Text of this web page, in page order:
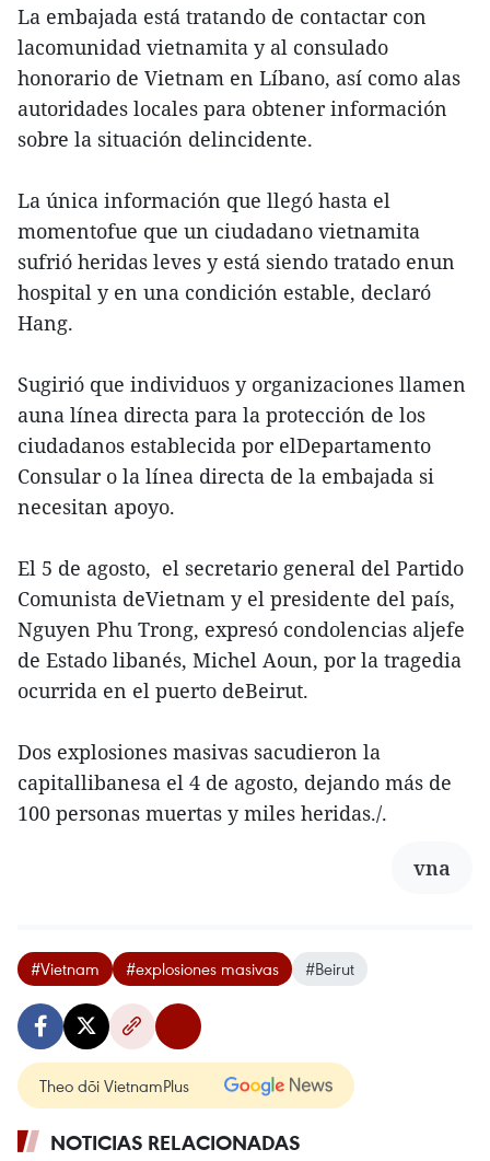
La embajada está tratando de contactar con
lacomunidad vietnamita y al consulado
honorario de Vietnam en Líbano, así como alas
autoridades locales para obtener información
sobre la situación delincidente.
La única información que llegó hasta el
momentofue que un ciudadano vietnamita
sufrió heridas leves y está siendo tratado enun
hospital y en una condición estable, declaró
Hang.
Sugirió que individuos y organizaciones llamen
auna línea directa para la protección de los
ciudadanos establecida por elDepartamento
Consular o la línea directa de la embajada si
necesitan apoyo.
El 5 de agosto, el secretario general del Partido
Comunista deVietnam y el presidente del país,
Nguyen Phu Trong, expresó condolencias aljefe
de Estado libanés, Michel Aoun, por la tragedia
ocurrida en el puerto deBeirut.
Dos explosiones masivas sacudieron la
capitallibanesa el 4 de agosto, dejando más de
100 personas muertas y miles heridas./.
vna
#Vietnam #explosiones masivas #Beirut
Theo dõi VietnamPlus
NOTICIAS RELACIONADAS